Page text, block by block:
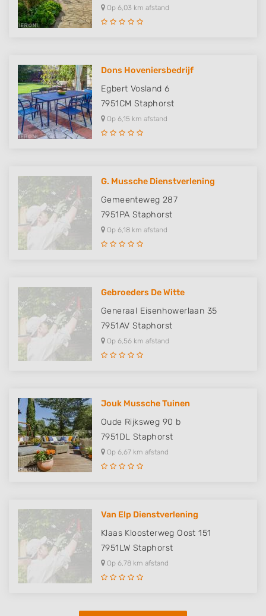
Op 6,03 km afstand
Dons Hoveniersbedrijf
Egbert Vosland 6
7951CM Staphorst
Op 6,15 km afstand
G. Mussche Dienstverlening
Gemeenteweg 287
7951PA Staphorst
Op 6,18 km afstand
Gebroeders De Witte
Generaal Eisenhowerlaan 35
7951AV Staphorst
Op 6,56 km afstand
Jouk Mussche Tuinen
Oude Rijksweg 90 b
7951DL Staphorst
Op 6,67 km afstand
Van Elp Dienstverlening
Klaas Kloosterweg Oost 151
7951LW Staphorst
Op 6,78 km afstand